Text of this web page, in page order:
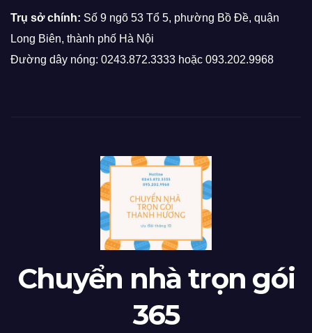
Trụ sở chính: Số 9 ngõ 53 Tổ 5, phường Bồ Đề, quận
Long Biên, thành phố Hà Nội
Đường dây nóng: 0243.872.3333 hoặc 093.202.9968
Chuyển nhà trọn gói
365